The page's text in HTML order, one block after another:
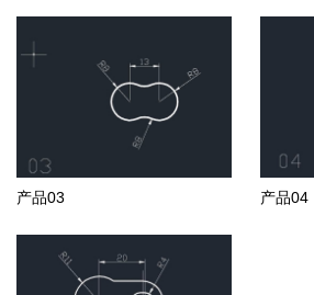
产品03 产品04